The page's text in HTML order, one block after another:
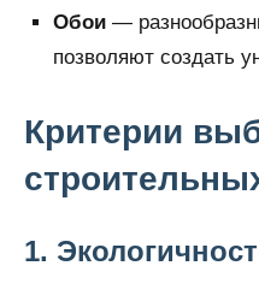
Обои —
позволяют создать
Критерии
1.